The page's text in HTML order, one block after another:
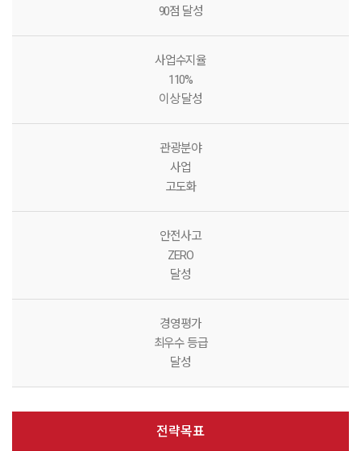
90점 달성
사업수지율
110%
이상 달성
관광분야
사업
고도화
안전사고
ZERO
달성
경영평가
최우수 등급
달성
전략목표